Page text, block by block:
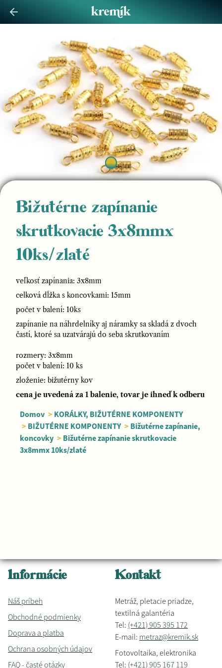
Bižutérne zapínanie
skrutkovacie 3x8mmx
10ks/zlaté
veľkosť zapínania: 3x8mm
celková dĺžka s koncovkami: 15mm
počet v balení: 10ks
zapínanie na náhrdelníky aj náramky sa skladá z dvoch
častí, ktoré sa uzatvárajú do seba skrutkovaním
rozmery: 3x8mm
počet v balení: 10 ks
zloženie: bižutérny kov
cena je uvedená za 1 balenie, tovar je ihneď k odberu
Domov > KORÁLKY, BIŽUTÉRNE KOMPONENTY
> BIŽUTÉRNE KOMPONENTY > Bižutérne zapínanie,
koncovky > Bižutérne zapínanie skrutkovacie
3x8mmx 10ks/zlaté
Informácie
Náš príbeh
Obchodné podmienky
Doprava a platba
Ochrana osobných údajov
FAQ - časté otázky
Kontakt
Metráž, pletacie priadze,
textilná galantéria
Tel: (+421) 905 395 172
E-mail: metraz@kremik.sk
Fotovoltaika, elektronika
Tel: (+421) 905 167 119